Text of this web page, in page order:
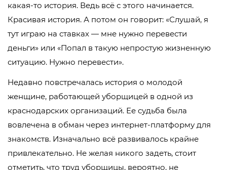
какая-то история. Ведь всё с этого начинается.
Красивая история. А потом он говорит: «Слушай, я
тут играю на ставках — мне нужно перевести
деньги» или «Попал в такую непростую жизненную
ситуацию. Нужно перевести».
Недавно повстречалась история о молодой
женщине, работающей уборщицей в одной из
краснодарских организаций. Ее судьба была
вовлечена в обман через интернет-платформу для
знакомств. Изначально всё развивалось крайне
привлекательно. Не желая никого задеть, стоит
отметить, что труд уборщицы, вероятно, не